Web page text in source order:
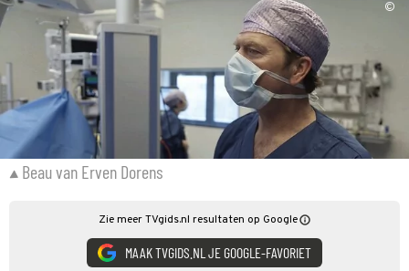
©
Beau van Erven Dorens
Zie meer TVgids.nl resultaten op Google
MAAK TVGIDS.NL JE GOOGLE-FAVORIET